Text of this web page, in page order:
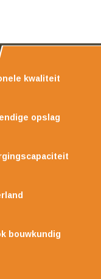
kwaliteit
opslag
bouwkundig